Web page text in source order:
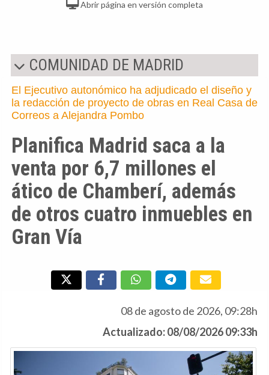
Abrir página en versión completa
COMUNIDAD DE MADRID
El Ejecutivo autonómico ha adjudicado el diseño y
la redacción de proyecto de obras en Real Casa de
Correos a Alejandra Pombo
Planifica Madrid saca a la
venta por 6,7 millones el
ático de Chamberí, además
de otros cuatro inmuebles en
Gran Vía
08 de agosto de 2026, 09:28h
Actualizado: 08/08/2026 09:33h